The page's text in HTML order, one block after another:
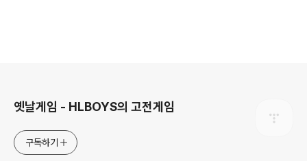
옛날게임 - HLBOYS의 고전게임
구독하기